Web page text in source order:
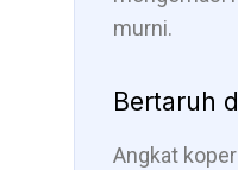
murni.
Bertaruh
Angkat